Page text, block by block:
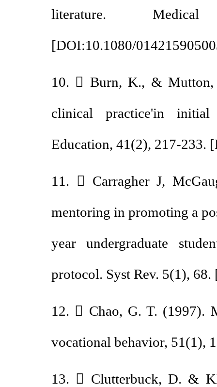
literature.
[DOI:10.1080/
10.  Burn, K., &
clinical practice'in
Education, 41(2), 217-
11.  Carragher J,
mentoring in promoting a
year undergraduate
protocol. Syst Rev. 5(1),
12.  Chao, G. T.
vocational behavior,
13.  Clutterbuck, D. &